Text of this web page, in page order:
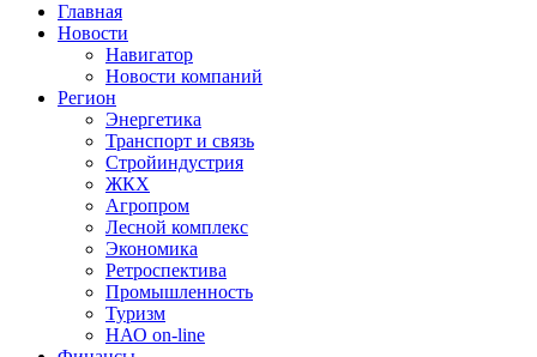
Главная
Новости
Навигатор
Новости компаний
Регион
Энергетика
Транспорт и связь
Стройиндустрия
ЖКХ
Агропром
Лесной комплекс
Экономика
Ретроспектива
Промышленность
Туризм
НАО on-line